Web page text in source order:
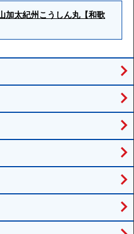
加太紀州こうしん丸【和歌